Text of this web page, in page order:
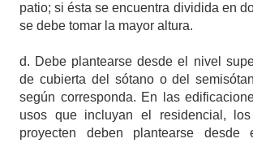
patio; si ésta se encuentra dividida en
se debe tomar la mayor altura.
d. Debe plantearse desde el nivel
de cubierta del sótano o del
según corresponda. En las
usos que incluyan el residencial,
proyecten deben plantearse